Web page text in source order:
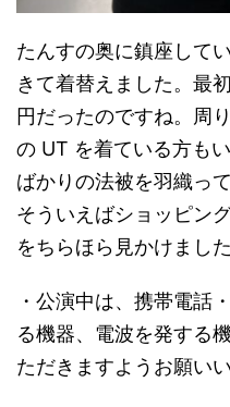
たんすの奥に鎮座して
きて着替えました。最
円だったのですね。周
の UT を着ている方も
ばかりの法被を羽織っ
そういえばショッピン
をちらほら見かけました
・公演中は、携帯電話
る機器、電波を発する
ただきますようお願い